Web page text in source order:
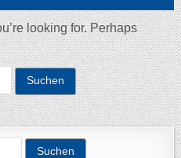
looking for. Perhaps